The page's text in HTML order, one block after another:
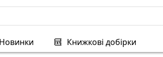
Новинки Книжкові добірки